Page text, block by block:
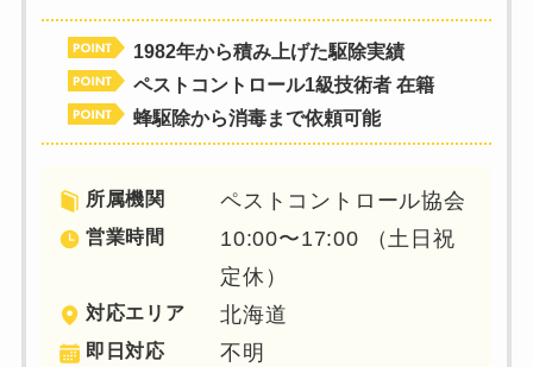
1982年から積み上げた駆除実績
ペストコントロール1級技術者 在籍
蜂駆除から消毒まで依頼可能
所属機関 ペストコントロール協会
営業時間
10:00〜17:00 （土日祝
定休）
対応エリア 北海道
即日対応 不明